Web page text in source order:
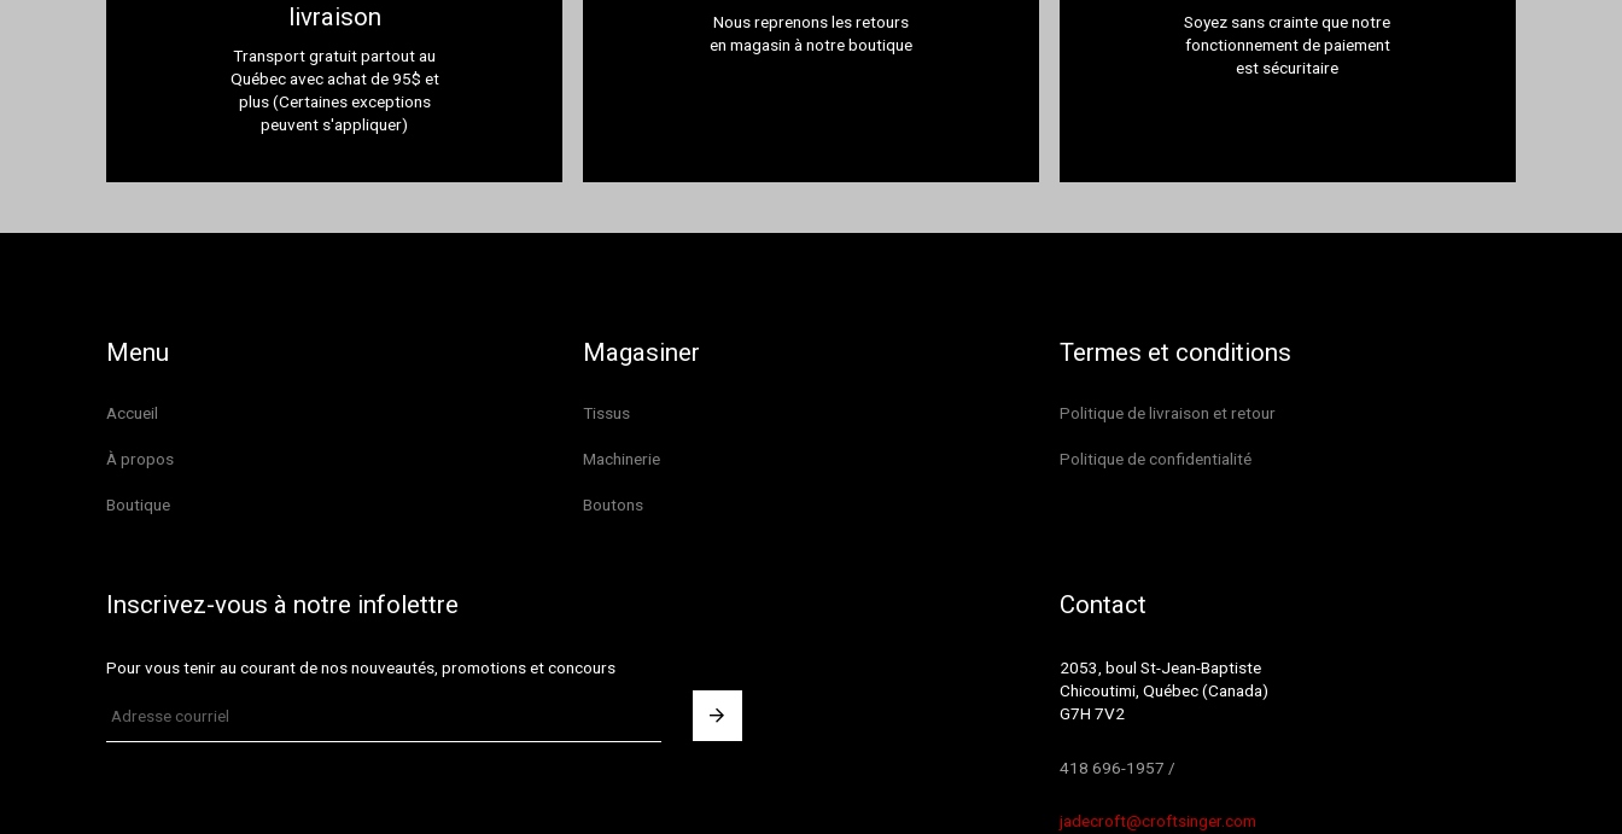
livraison
Transport gratuit partout au
Québec avec achat de 95$ et
plus (Certaines exceptions
peuvent s'appliquer)
Nous reprenons les retours
en magasin à notre boutique
Soyez sans crainte que notre
fonctionnement de paiement
est sécuritaire
Menu
Accueil
À propos
Boutique
Magasiner
Tissus
Machinerie
Boutons
Termes et conditions
Politique de livraison et retour
Politique de confidentialité
Inscrivez-vous à notre infolettre
Pour vous tenir au courant de nos nouveautés, promotions et concours
Contact
2053, boul St-Jean-Baptiste
Chicoutimi, Québec (Canada)
G7H 7V2
418 696-1957 /
jadecroft@croftsinger.com